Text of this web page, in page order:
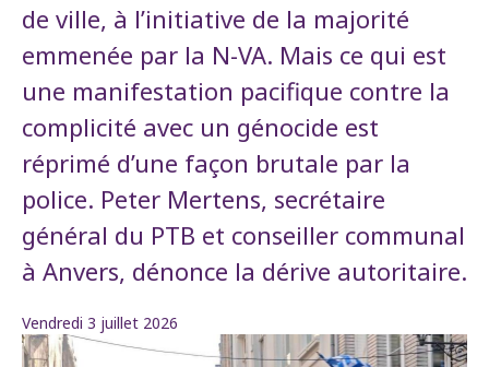
de ville, à l’initiative de la majorité
emmenée par la N-VA. Mais ce qui est
une manifestation pacifique contre la
complicité avec un génocide est
réprimé d’une façon brutale par la
police. Peter Mertens, secrétaire
général du PTB et conseiller communal
à Anvers, dénonce la dérive autoritaire.
Vendredi 3 juillet 2026